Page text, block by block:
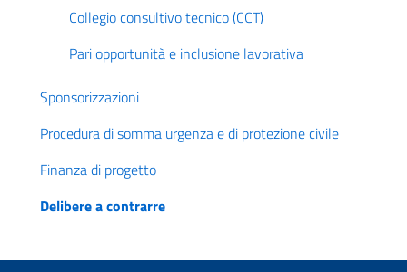
Collegio consultivo tecnico (CCT)
Pari opportunità e inclusione lavorativa
Sponsorizzazioni
Procedura di somma urgenza e di protezione civile
Finanza di progetto
Delibere a contrarre